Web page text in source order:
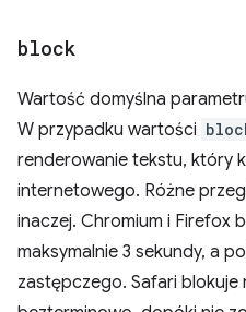
block
Wartość domyślna
W przypadku wartości
renderowanie tekstu, który
internetowego. Różne
inaczej. Chromium i Firefox
maksymalnie 3 sekundy, a
zastępczego. Safari blokuje